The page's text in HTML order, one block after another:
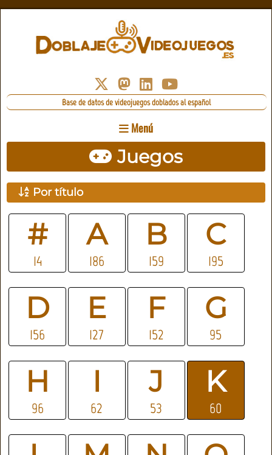
Base de datos de videojuegos doblados al español
Menú
Juegos
Por título
#
14
A
186
B
159
C
195
D
156
E
127
F
152
G
95
H
96
I
62
J
53
K
60